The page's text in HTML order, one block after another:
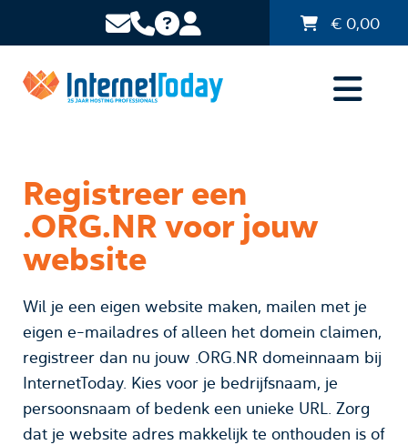
€ 0,00
Registreer een
.ORG.NR voor jouw
website
Wil je een eigen website maken, mailen met je
eigen e-mailadres of alleen het domein claimen,
registreer dan nu jouw .ORG.NR domeinnaam bij
InternetToday. Kies voor je bedrijfsnaam, je
persoonsnaam of bedenk een unieke URL. Zorg
dat je website adres makkelijk te onthouden is of